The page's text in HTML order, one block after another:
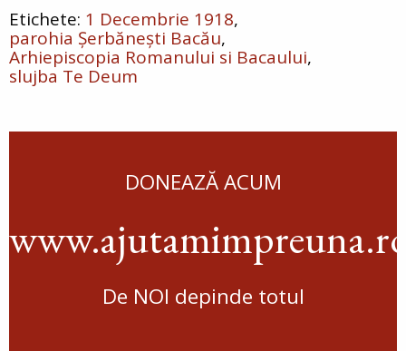
1 Decembrie 1918
parohia Șerbănești Bacău
Arhiepiscopia Romanului si Bacaului
slujba Te Deum
DONEAZĂ ACUM
De NOI depinde totul